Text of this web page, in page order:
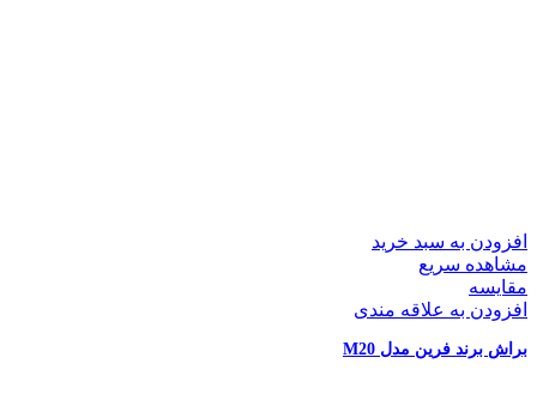
افزودن به سبد خرید
مشاهده سریع
مقایسه
افزودن به علاقه مندی
براش برند فرین مدل M20